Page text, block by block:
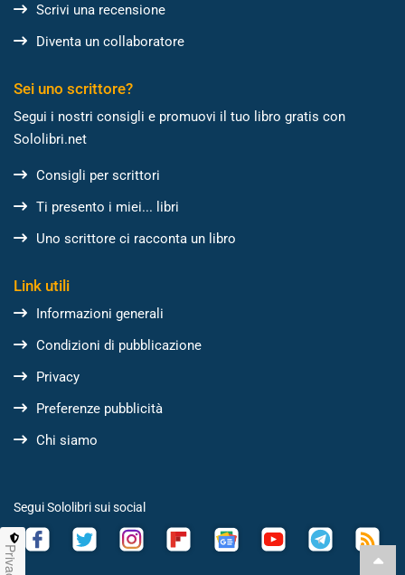
Scrivi una recensione
Diventa un collaboratore
Sei uno scrittore?
Segui i nostri consigli e promuovi il tuo libro gratis con
Sololibri.net
Consigli per scrittori
Ti presento i miei... libri
Uno scrittore ci racconta un libro
Link utili
Informazioni generali
Condizioni di pubblicazione
Privacy
Preferenze pubblicità
Chi siamo
Segui Sololibri sui social
Privacy